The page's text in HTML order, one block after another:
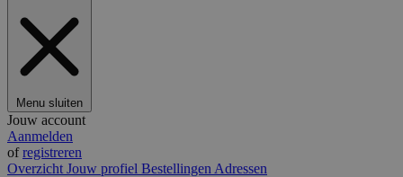
Menu sluiten
Jouw account
Aanmelden
ofregistreren
Overzicht Jouw profiel Bestellingen Adressen